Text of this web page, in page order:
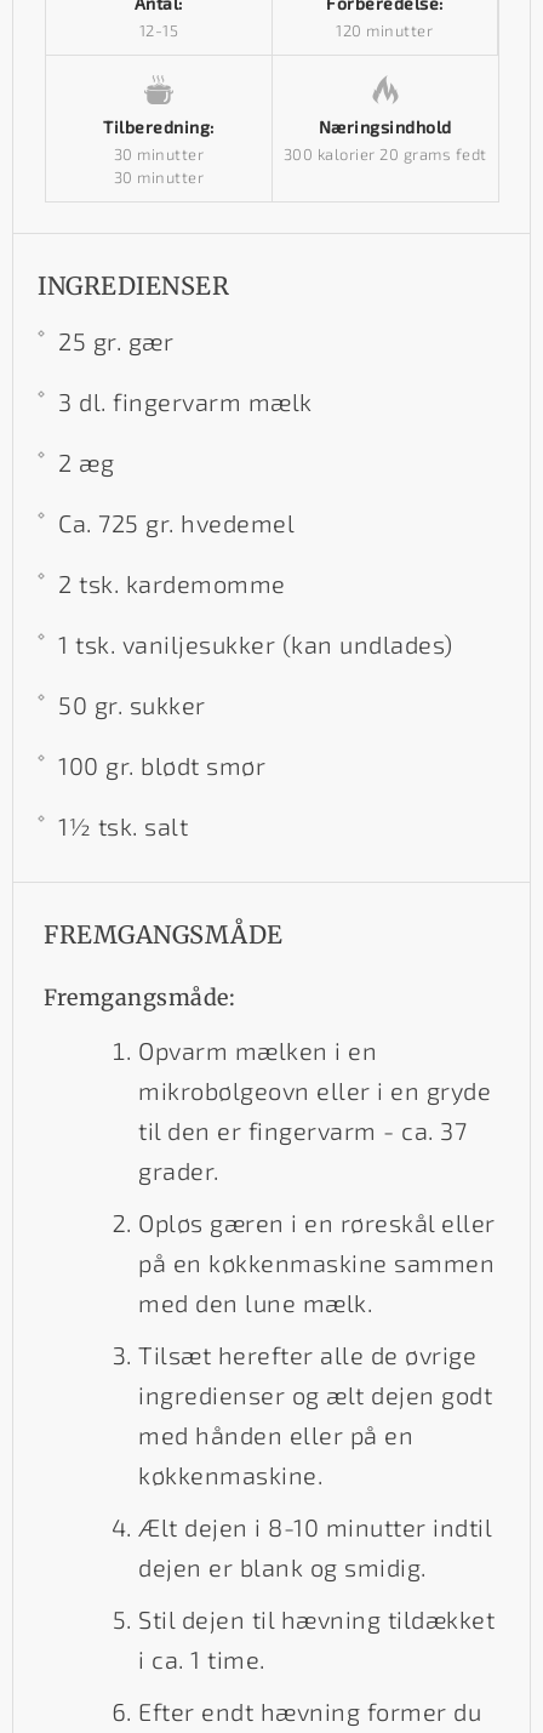
12-15 120 minutter
Tilberedning:
30 minutter
30 minutter
Næringsindhold
300 kalorier 20 grams fedt
INGREDIENSER
25 gr. gær
3 dl. fingervarm mælk
2 æg
Ca. 725 gr. hvedemel
2 tsk. kardemomme
1 tsk. vaniljesukker (kan undlades)
50 gr. sukker
100 gr. blødt smør
1½ tsk. salt
FREMGANGSMÅDE
Fremgangsmåde:
Opvarm mælken i en
mikrobølgeovn eller i en gryde
til den er fingervarm - ca. 37
grader.
Opløs gæren i en røreskål eller
på en køkkenmaskine sammen
med den lune mælk.
Tilsæt herefter alle de øvrige
ingredienser og ælt dejen godt
med hånden eller på en
køkkenmaskine.
Ælt dejen i 8-10 minutter indtil
dejen er blank og smidig.
Stil dejen til hævning tildækket
i ca. 1 time.
Efter endt hævning former du